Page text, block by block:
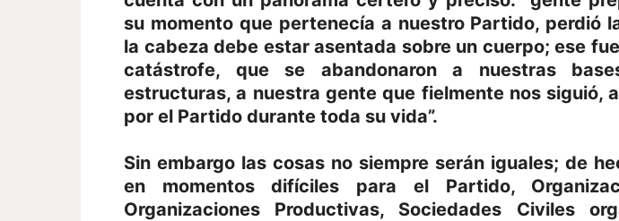
su momento que pertenecía a nuestro Partido, perdió
la cabeza debe estar asentada sobre un cuerpo; ese
catástrofe, que se abandonaron a nuestras
estructuras, a nuestra gente que fielmente nos siguió,
por el Partido durante toda su vida”.
Sin embargo las cosas no siempre serán iguales; de
en momentos difíciles para el Partido,
Organizaciones Productivas, Sociedades Civiles